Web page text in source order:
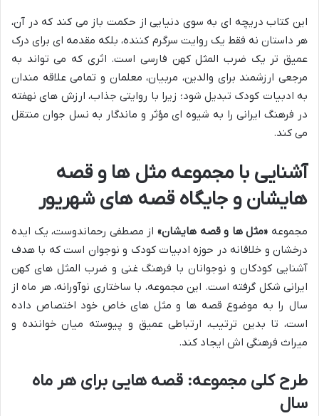
این کتاب دریچه ای به سوی دنیایی از حکمت باز می کند که در آن،
هر داستان نه فقط یک روایت سرگرم کننده، بلکه مقدمه ای برای درک
عمیق تر یک ضرب المثل کهن فارسی است. اثری که می تواند به
مرجعی ارزشمند برای والدین، مربیان، معلمان و تمامی علاقه مندان
به ادبیات کودک تبدیل شود؛ زیرا با روایتی جذاب، ارزش های نهفته
در فرهنگ ایرانی را به شیوه ای مؤثر و ماندگار به نسل جوان منتقل
می کند.
آشنایی با مجموعه مثل ها و قصه
هایشان و جایگاه قصه های شهریور
مجموعه «مثل ها و قصه هایشان» از مصطفی رحماندوست، یک ایده
درخشان و خلاقانه در حوزه ادبیات کودک و نوجوان است که با هدف
آشنایی کودکان و نوجوانان با فرهنگ غنی و ضرب المثل های کهن
ایرانی شکل گرفته است. این مجموعه، با ساختاری نوآورانه، هر ماه از
سال را به موضوع قصه ها و مثل های خاص خود اختصاص داده
است، تا بدین ترتیب، ارتباطی عمیق و پیوسته میان خواننده و
میراث فرهنگی اش ایجاد کند.
طرح کلی مجموعه: قصه هایی برای هر ماه
سال